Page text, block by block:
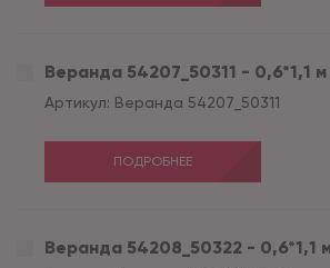
Веранда 54207_50311 - 0,6*1,1 м
Артикул: Веранда 54207_50311
ПОДРОБНЕЕ
Веранда 54208_50322 - 0,6*1,1